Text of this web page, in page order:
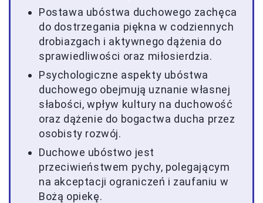
Postawa ubóstwa duchowego zachęca
do dostrzegania piękna w codziennych
drobiazgach i aktywnego dążenia do
sprawiedliwości oraz miłosierdzia.
Psychologiczne aspekty ubóstwa
duchowego obejmują uznanie własnej
słabości, wpływ kultury na duchowość
oraz dążenie do bogactwa ducha przez
osobisty rozwój.
Duchowe ubóstwo jest
przeciwieństwem pychy, polegającym
na akceptacji ograniczeń i zaufaniu w
Bożą opiekę.